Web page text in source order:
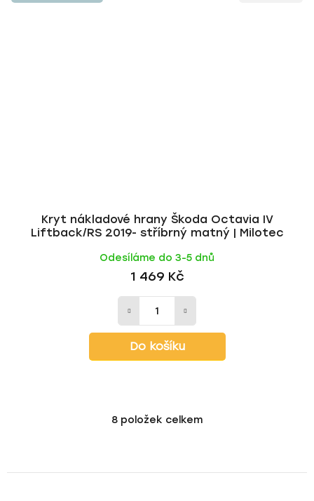
Kryt nákladové hrany Škoda Octavia IV
Liftback/RS 2019- stříbrný matný | Milotec
Odesíláme do 3-5 dnů
1 469 Kč
Do košíku
O
á
8 položek celkem